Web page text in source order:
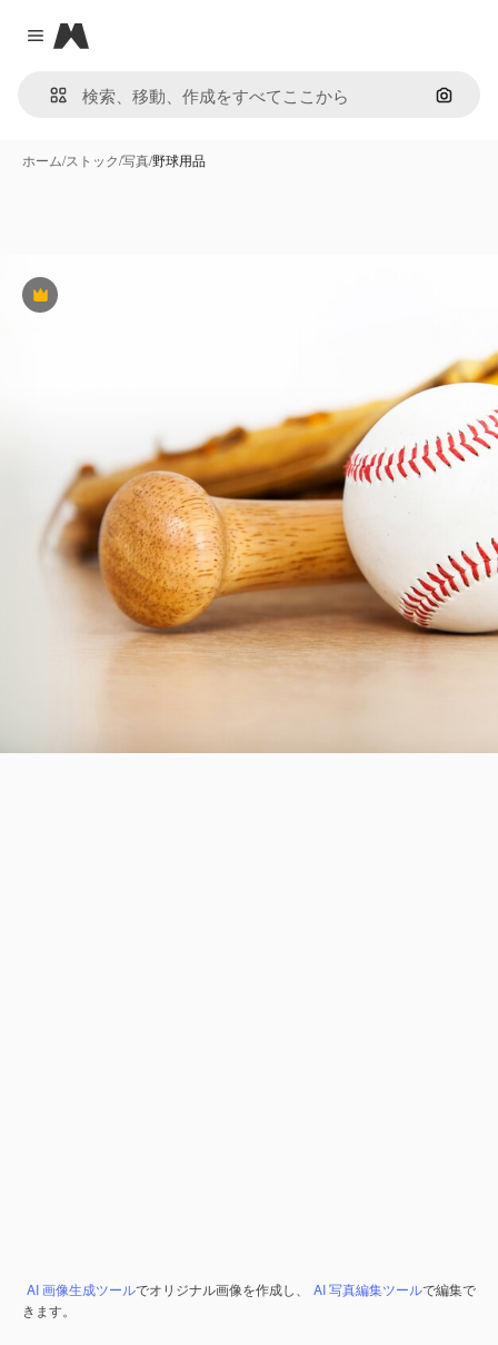
Close menu
Magnific
画像で
ホーム/ストック/写真/野球用品
Premium
AI 画像生成ツールでオリジナル画像を作成し、 AI 写真編集ツールで編集で
きます。